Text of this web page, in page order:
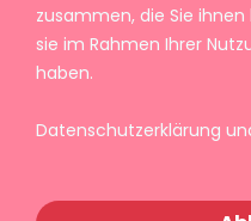
zusammen, die Sie
sie im Rahmen Ihrer
haben.
Datenschutzerklärung